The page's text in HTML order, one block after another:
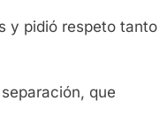
y pidió respeto tanto
que